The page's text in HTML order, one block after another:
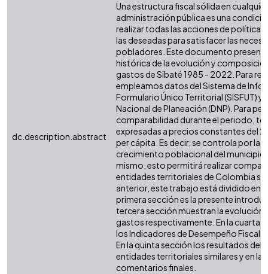
dc.description.abstract
Una estructura fiscal sólida en cualquier
administración pública es una
realizar todas las acciones de política
las deseadas para satisfacer las
pobladores. Este documento
histórica de la evolución y
gastos de Sibaté 1985 - 2022. Para
empleamos datos del Sistema de
Formulario Único Territorial (SISFUT)
Nacional de Planeación (DNP). Para
comparabilidad durante el periodo,
expresadas a precios constantes del
per cápita. Es decir, se controla por la
crecimiento poblacional del municipio
mismo, esto permitirá realizar
entidades territoriales de Colombia
anterior, este trabajo está dividido en
primera sección es la presente
tercera sección muestran la evolución
gastos respectivamente. En la cuarta
los Indicadores de Desempeño Fiscal
En la quinta sección los resultados del
entidades territoriales similares y en la
comentarios finales.